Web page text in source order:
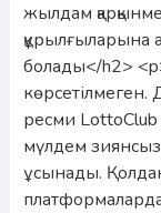
жылдам
құрылғыларына
болады</h2>
ресми
мүлдем зиянсыз
ұсынады.